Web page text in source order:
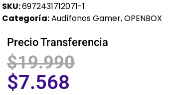
SKU:6972431712071-1
Categoría:Audífonos Gamer,OPENBOX
Precio Transferencia
$19.990
$7.568